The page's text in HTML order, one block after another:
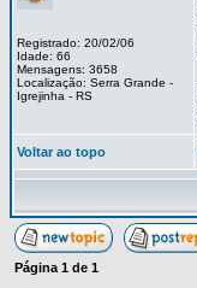
Registrado: 20/02/06
Idade: 66
Mensagens: 3658
Localização: Serra Grande -
Igrejinha - RS
Voltar ao topo
Página 1 de 1